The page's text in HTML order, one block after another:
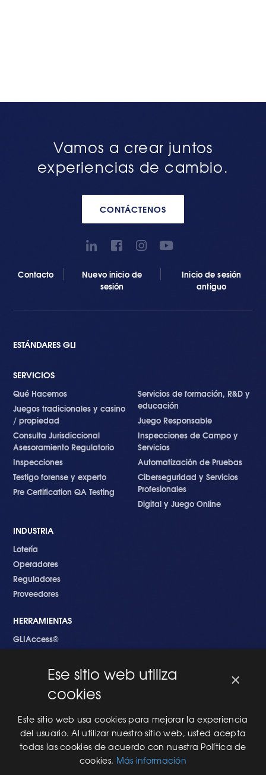
Vamos a crear juntos
experiencias de cambio.
CONTÁCTENOS
Contacto
Nuevo inicio de
sesión
Inicio de sesión
antiguo
ESTÁNDARES GLI
SERVICIOS
Qué Hacemos
Juegos tradicionales y casino
/ propiedad
Consulta Jurisdiccional
Asesoramiento Regulatorio
Inspecciones
Testigo forense y experto
Pre Certification QA Testing
Servicios de formación, R&D y
educación
Juego Responsable
Inspecciones de Campo y
Servicios
Automatización de Pruebas
Ciberseguridad y Servicios
Profesionales
Digital y Juego Online
INDUSTRIA
Lotería
Operadores
Reguladores
Proveedores
HERRAMIENTAS
GLIAccess®
EMPEZANDO
Nuevo en GLI
Nuevo Software
Una Nueva Máquina
Modificaciones al Software
Modificaciones al Hardware
×
Ese sitio web utiliza
cookies
Este sitio web usa cookies para mejorar la experiencia
del usuario. Al utilizar nuestro sitio web, usted acepta
todas las cookies de acuerdo con nuestra Política de
cookies. Más información